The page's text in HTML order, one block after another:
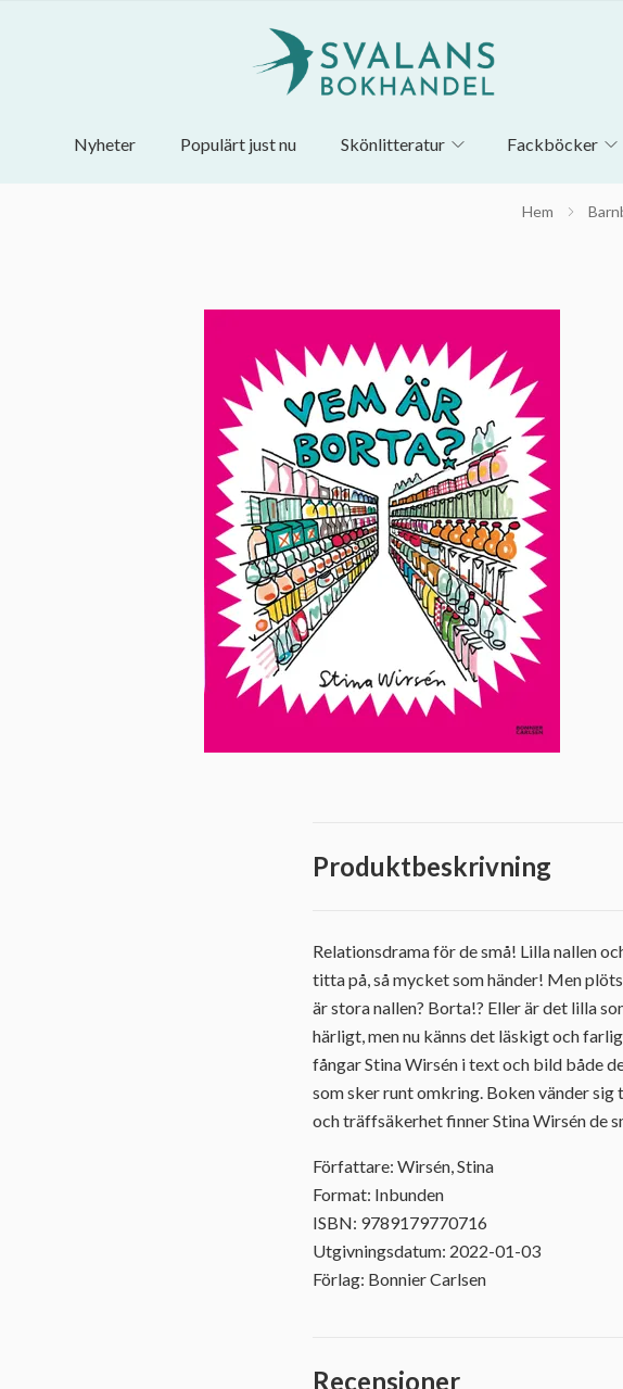
Nyheter Populärt just nu Skönlitteratur Fackböcker
Hem
Produktbeskrivning
Relationsdrama för de små! Lilla nallen
titta på, så mycket som händer! Men
är stora nallen? Borta!? Eller är det lilla
härligt, men nu känns det läskigt och
fångar Stina Wirsén i text och bild både
som sker runt omkring. Boken vänder sig
och träffsäkerhet finner Stina Wirsén de
Författare: Wirsén, Stina
Format: Inbunden
ISBN: 9789179770716
Utgivningsdatum: 2022-01-03
Förlag: Bonnier Carlsen
Recensioner